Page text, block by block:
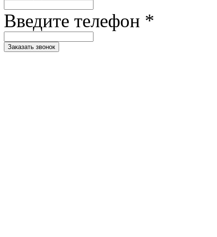
Введите телефон *